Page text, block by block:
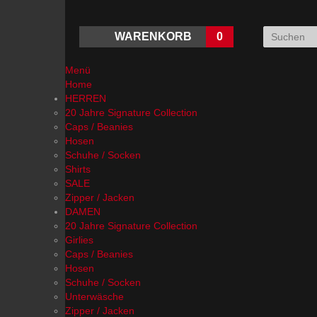
WARENKORB 0
Menü
Home
HERREN
20 Jahre Signature Collection
Caps / Beanies
Hosen
Schuhe / Socken
Shirts
SALE
Zipper / Jacken
DAMEN
20 Jahre Signature Collection
Girlies
Caps / Beanies
Hosen
Schuhe / Socken
Unterwäsche
Zipper / Jacken